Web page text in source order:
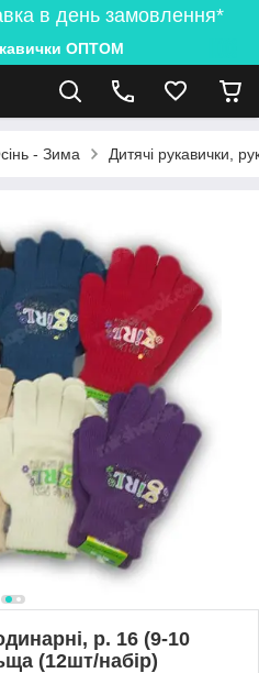
в день замовлення*
ОПТОМ
- Зима Дитячі рукавички,
р. 16 (9-10
(12шт/набір)